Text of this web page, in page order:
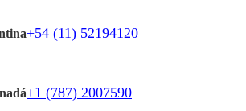
+54 (11) 52194120
+1 (787) 2007590